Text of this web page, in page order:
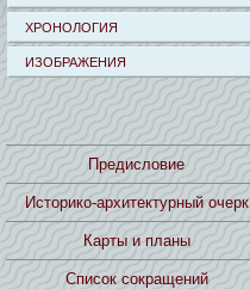
ХРОНОЛОГИЯ
ИЗОБРАЖЕНИЯ
Предисловие
Историко-архитектурный очерк
Карты и планы
Список сокращений